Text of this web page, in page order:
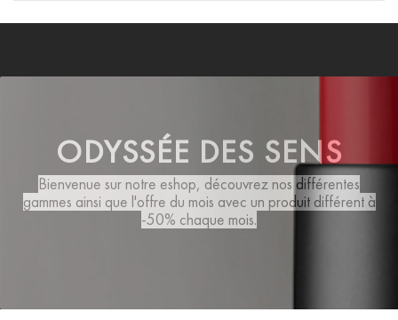
ODYSSÉE DES SENS
Bienvenue sur notre eshop, découvrez nos différentes
gammes ainsi que l'offre du mois avec un produit différent à
-50% chaque mois.